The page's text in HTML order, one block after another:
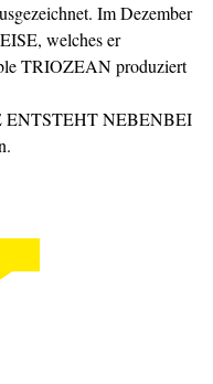
Im Dezember
welches er
TRIOZEAN produziert
ENTSTEHT NEBENBEI